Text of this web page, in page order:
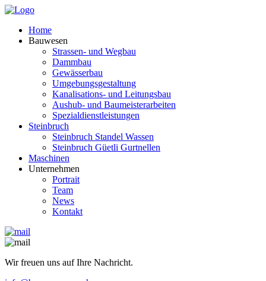
Home
Bauwesen
Strassen- und Wegbau
Dammbau
Gewässerbau
Umgebungsgestaltung
Kanalisations- und Leitungsbau
Aushub- und Baumeisterarbeiten
Spezialdienstleistungen
Steinbruch
Steinbruch Standel Wassen
Steinbruch Güetli Gurtnellen
Maschinen
Unternehmen
Portrait
Team
News
Kontakt
Wir freuen uns auf Ihre Nachricht.